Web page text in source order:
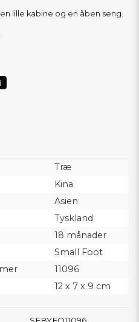
lille kabine og en åben seng.
Træ
Kina
Asien
Tyskland
18 månader
Small Foot
11096
12 x 7 x 9 cm